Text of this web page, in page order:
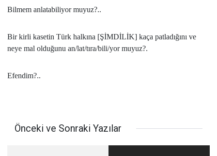
Bilmem anlatabiliyor muyuz?..
Bir kirli kasetin Türk halkına [ŞİMDİLİK] kaça patladığını ve
neye mal olduğunu an/lat/tıra/bili/yor muyuz?.
Efendim?..
Önceki ve Sonraki Yazılar